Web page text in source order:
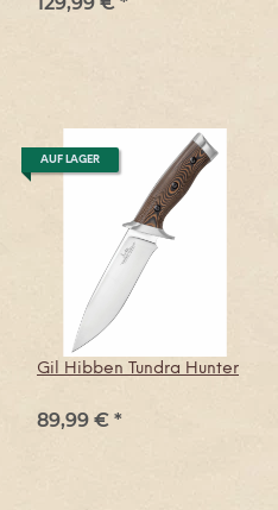
AUF LAGER
Gil Hibben Tundra Hunter
89,99 € *